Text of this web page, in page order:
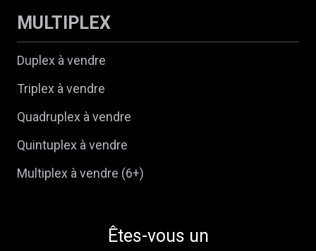
MULTIPLEX
Duplex à vendre
Triplex à vendre
Quadruplex à vendre
Quintuplex à vendre
Multiplex à vendre (6+)
Êtes-vous un